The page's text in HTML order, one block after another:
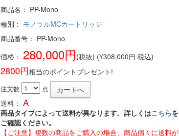
商品名： PP-Mono
種別： モノラルMCカートリッジ
商品番号： PP-Mono
価格： 280,000円(税抜) (¥308,000円 税込)
2800円相当のポイントプレゼント!
注文数 点
送料： A
商品タイプによって送料が異なります。詳しくはこちらを
ご確認ください。
【ご注意】複数の商品をご購入の場合、商品個々に送料が